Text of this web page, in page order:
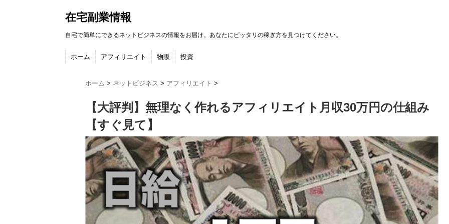
在宅副業情報
自宅で簡単にできるネットビジネスの情報をお届け。あなたにピッタリの稼ぎ方を見つけてください。
ホーム アフィリエイト 物販 投資
ホーム > ネットビジネス > アフィリエイト >
【大評判】無理なく作れるアフィリエイト月収30万円の仕組み
【すぐ見て】